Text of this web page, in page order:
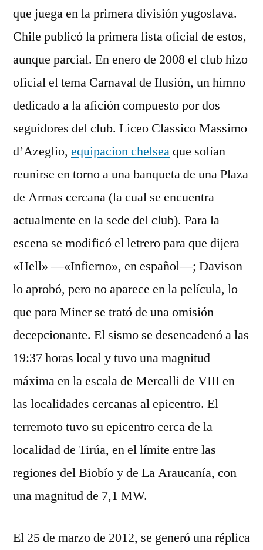
que juega en la primera división yugoslava.
Chile publicó la primera lista oficial de estos,
aunque parcial. En enero de 2008 el club hizo
oficial el tema Carnaval de Ilusión, un himno
dedicado a la afición compuesto por dos
seguidores del club. Liceo Classico Massimo
d’Azeglio, equipacion chelseaque solían
reunirse en torno a una banqueta de una Plaza
de Armas cercana (la cual se encuentra
actualmente en la sede del club). Para la
escena se modificó el letrero para que dijera
«Hell» —«Infierno», en español—; Davison
lo aprobó, pero no aparece en la película, lo
que para Miner se trató de una omisión
decepcionante. El sismo se desencadenó a las
19:37 horas local y tuvo una magnitud
máxima en la escala de Mercalli de VIII en
las localidades cercanas al epicentro. El
terremoto tuvo su epicentro cerca de la
localidad de Tirúa, en el límite entre las
regiones del Biobío y de La Araucanía, con
una magnitud de 7,1 MW.
El 25 de marzo de 2012, se generó una réplica